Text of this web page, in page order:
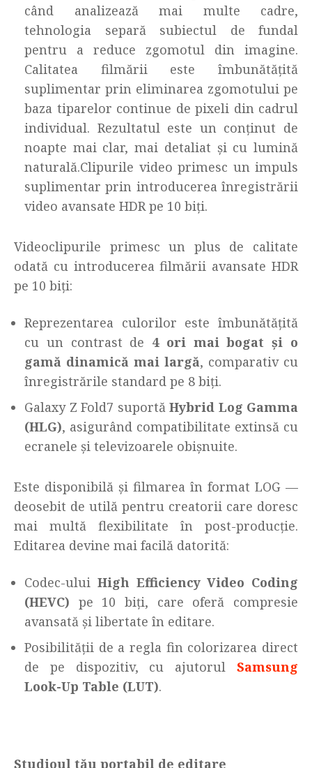
când analizează mai multe cadre,
tehnologia separă subiectul de fundal
pentru a reduce zgomotul din imagine.
Calitatea filmării este îmbunătățită
suplimentar prin eliminarea zgomotului pe
baza tiparelor continue de pixeli din cadrul
individual. Rezultatul este un conținut de
noapte mai clar, mai detaliat și cu lumină
naturală.Clipurile video primesc un impuls
suplimentar prin introducerea înregistrării
video avansate HDR pe 10 biți.
Videoclipurile primesc un plus de calitate
odată cu introducerea filmării avansate HDR
pe 10 biți:
Reprezentarea culorilor este îmbunătățită
cu un contrast de 4 ori mai bogat și o
gamă dinamică mai largă, comparativ cu
înregistrările standard pe 8 biți.
Galaxy Z Fold7 suportă Hybrid Log Gamma
(HLG), asigurând compatibilitate extinsă cu
ecranele și televizoarele obișnuite.
Este disponibilă și filmarea în format LOG —
deosebit de utilă pentru creatorii care doresc
mai multă flexibilitate în post-producție.
Editarea devine mai facilă datorită:
Codec-ului High Efficiency Video Coding
(HEVC) pe 10 biți, care oferă compresie
avansată și libertate în editare.
Posibilității de a regla fin colorizarea direct
de pe dispozitiv, cu ajutorul Samsung
Look-Up Table (LUT).
Studioul tău portabil de editare